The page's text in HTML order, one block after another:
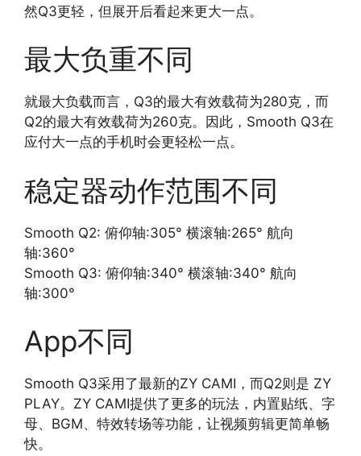
然Q3更轻，但展开后看起来更大一点。
最大负重不同
就最大负载而言，Q3的最大有效载荷为280克，而
Q2的最大有效载荷为260克。因此，Smooth Q3在
应付大一点的手机时会更轻松一点。
稳定器动作范围不同
Smooth Q2: 俯仰轴:305° 横滚轴:265° 航向
轴:360°
Smooth Q3: 俯仰轴:340° 横滚轴:340° 航向
轴:300°
App不同
Smooth Q3采用了最新的ZY CAMI，而Q2则是 ZY
PLAY。ZY CAMI提供了更多的玩法，内置贴纸、字
母、BGM、特效转场等功能，让视频剪辑更简单畅
快。